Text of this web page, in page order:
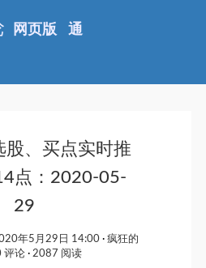
网页版
通
股、买点实时推
点：2020-05-
29
年5月29日 14:00
疯狂的
评论 2087 阅读